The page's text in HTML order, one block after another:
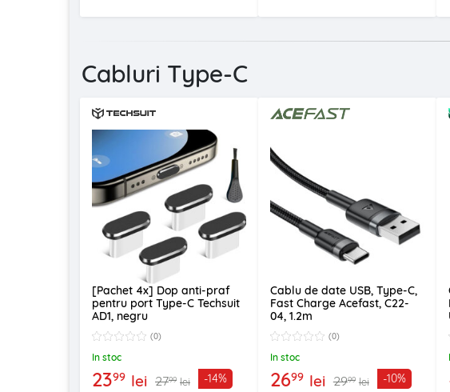
Cabluri Type-C
[Pachet 4x] Dop anti-praf
pentru port Type-C Techsuit
AD1, negru
(0)
In stoc
2399 lei 2799 lei -14%
Cablu de date USB, Type-C,
Fast Charge Acefast, C22-
04, 1.2m
(0)
In stoc
2699 lei 2999 lei -10%